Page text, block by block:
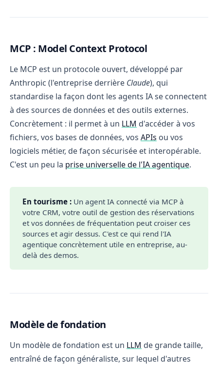
MCP : Model Context Protocol
Le MCP est un protocole ouvert, développé par
Anthropic (l'entreprise derrière Claude), qui
standardise la façon dont les agents IA se connectent
à des sources de données et des outils externes.
Concrètement : il permet à un LLM d'accéder à vos
fichiers, vos bases de données, vos APIs ou vos
logiciels métier, de façon sécurisée et interopérable.
C'est un peu la prise universelle de l'IA agentique.
En tourisme :Un agent IA connecté via MCP à
votre CRM, votre outil de gestion des réservations
et vos données de fréquentation peut croiser ces
sources et agir dessus. C'est ce qui rend l'IA
agentique concrètement utile en entreprise, au-
delà des demos.
Modèle de fondation
Un modèle de fondation est un LLM de grande taille,
entraîné de façon généraliste, sur lequel d'autres